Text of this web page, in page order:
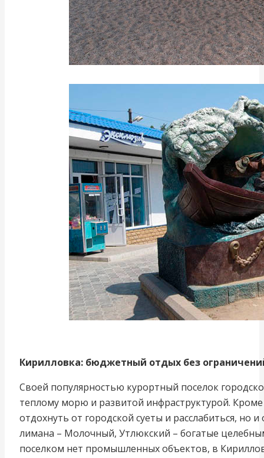
Кирилловка: бюджетный отдых без
Своей популярностью курортный поселок
теплому морю и развитой инфраструктурой.
отдохнуть от городской суеты и расслабиться, но
лимана – Молочный, Утлюкский – богатые
поселком нет промышленных объектов, в